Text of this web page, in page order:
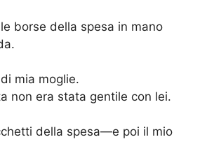
borse della spesa in mano
mia moglie.
non era stata gentile con lei.
della spesa—e poi il mio